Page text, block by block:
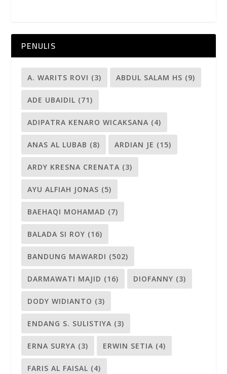
PENULIS
A. WARITS ROVI (3) ABDUL SALAM HS (9)
ADE UBAIDIL (71)
ADIPATRA KENARO WICAKSANA (4)
ANAS AL LUBAB (8) ARDIAN JE (15)
ARDY KRESNA CRENATA (3)
AYU ALFIAH JONAS (5)
BAEHAQI MOHAMAD (7)
BALADA SI ROY (16)
BANDUNG MAWARDI (502)
DARMAWATI MAJID (16) DIOFANNY (3)
DODY WIDIANTO (3)
ENDANG S. SULISTIYA (3)
ERNA SURYA (3) ERWIN SETIA (4)
FARIS AL FAISAL (4)